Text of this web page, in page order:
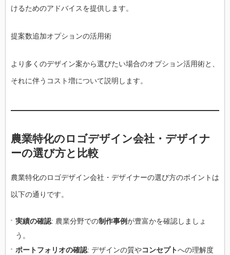
けるためのアドバイスを提供します。
提案数追加オプションの活用術
より多くのデザイン案から選びたい場合のオプション活用術と、
それに伴うコスト増について説明します。
農業特化のロゴデザイン会社・デザイナ
ーの選び方と比較
農業特化のロゴデザイン会社・デザイナーの選び方のポイントは
以下の通りです。
実績の確認: 農業分野での制作事例が豊富かを確認しましょ
う。
ポートフォリオの確認: デザインの質やコンセプトへの理解度